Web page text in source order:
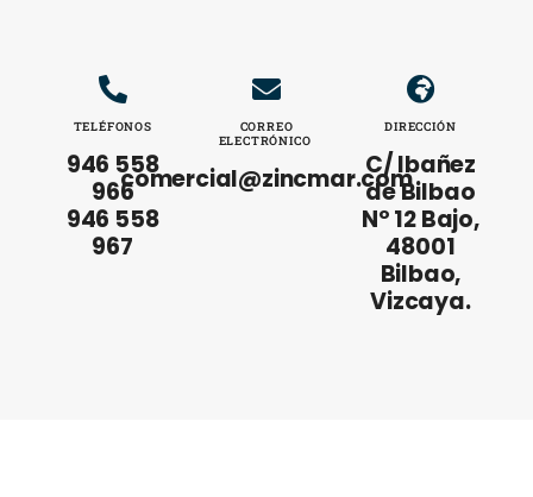
TELÉFONOS
946 558
966
946 558
967
CORREO
ELECTRÓNICO
comercial@zincmar.com
DIRECCIÓN
C/ Ibañez
de Bilbao
Nº 12 Bajo,
48001
Bilbao,
Vizcaya.